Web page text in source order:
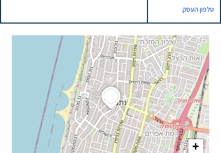
+
טלפון העסק